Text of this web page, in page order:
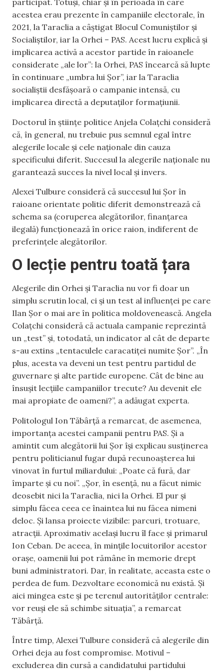
participat. Totuși, chiar și în perioada în care
acestea erau prezente în campaniile electorale, în
2021, la Taraclia a câștigat Blocul Comuniștilor și
Socialiștilor, iar la Orhei – PAS. Acest lucru explică și
implicarea activă a acestor partide în raioanele
considerate „ale lor”: la Orhei, PAS încearcă să lupte
în continuare „umbra lui Șor”, iar la Taraclia
socialiștii desfășoară o campanie intensă, cu
implicarea directă a deputaților formațiunii.
Doctorul în științe politice Anjela Colațchi consideră
că, în general, nu trebuie pus semnul egal între
alegerile locale și cele naționale din cauza
specificului diferit. Succesul la alegerile naționale nu
garantează succes la nivel local și invers.
Alexei Tulbure consideră că succesul lui Șor în
raioane orientate politic diferit demonstrează că
schema sa (coruperea alegătorilor, finanțarea
ilegală) funcționează în orice raion, indiferent de
preferințele alegătorilor.
O lecție pentru toată țara
Alegerile din Orhei și Taraclia nu vor fi doar un
simplu scrutin local, ci și un test al influenței pe care
Ilan Șor o mai are în politica moldovenească. Angela
Colațchi consideră că actuala campanie reprezintă
un „test” și, totodată, un indicator al cât de departe
s-au extins „tentaculele caracatiței numite Șor”. „În
plus, acesta va deveni un test pentru partidul de
guvernare și alte partide europene. Cât de bine au
însușit lecțiile campaniilor trecute? Au devenit ele
mai apropiate de oameni?”, a adăugat experta.
Politologul Ion Tăbârță a remarcat, de asemenea,
importanța acestei campanii pentru PAS. Și a
amintit cum alegătorii lui Șor își explicau susținerea
pentru politicianul fugar după recunoașterea lui
vinovat în furtul miliardului: „Poate că fură, dar
împarte și cu noi”. „Șor, în esență, nu a făcut nimic
deosebit nici la Taraclia, nici la Orhei. El pur și
simplu făcea ceea ce înaintea lui nu făcea nimeni
deloc. Și lansa proiecte vizibile: parcuri, trotuare,
atracții. Aproximativ același lucru îl face și primarul
Ion Ceban. De aceea, în mințile locuitorilor acestor
orașe, oamenii lui pot rămâne în memorie drept
buni administratori. Dar, în realitate, aceasta este o
perdea de fum. Dezvoltare economică nu există. Și
aici mingea este și pe terenul autorităților centrale:
vor reuși ele să schimbe situația”, a remarcat
Tăbârță.
Între timp, Alexei Tulbure consideră că alegerile din
Orhei deja au fost compromise. Motivul –
excluderea din cursă a candidatului partidului